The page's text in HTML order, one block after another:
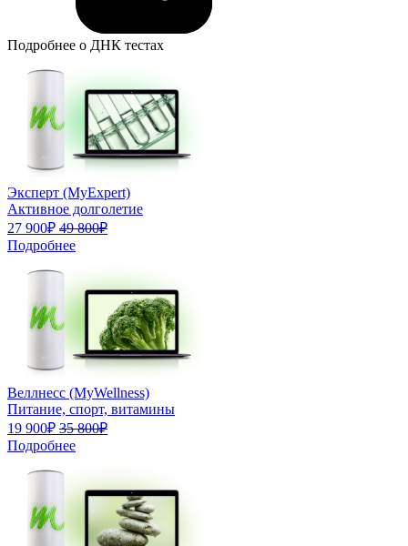
Подробнее о ДНК тестах
Эксперт (MyExpert)
Активное долголетие
27 900₽ 49 800₽
Подробнее
Веллнесс (MyWellness)
Питание, спорт, витамины
19 900₽ 35 800₽
Подробнее